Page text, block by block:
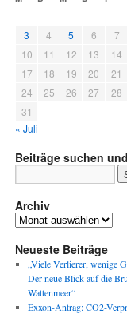
3
4 5 6 7
10
11 12 13 14
17
18 19 20 21
24
25 26 27 28
31
« Juli
Beiträge suchen
Archiv
Archiv
Neueste Beiträge
„Viele Verlierer, wenige
Der neue Blick auf die
Wattenmeer“
Exxon-Antrag: CO2-